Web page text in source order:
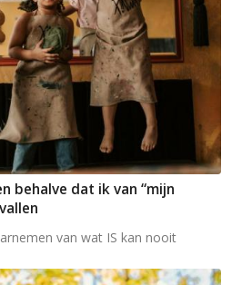
behalve dat ik van “mijn
van wat IS kan nooit